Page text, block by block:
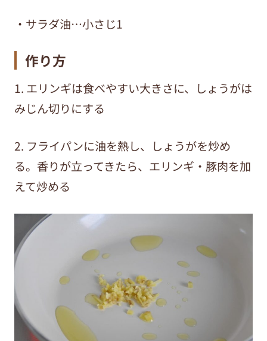
・サラダ油…小さじ1
作り方
1. エリンギは食べやすい大きさに、しょうがは
みじん切りにする
2. フライパンに油を熱し、しょうがを炒め
る。香りが立ってきたら、エリンギ・豚肉を加
えて炒める